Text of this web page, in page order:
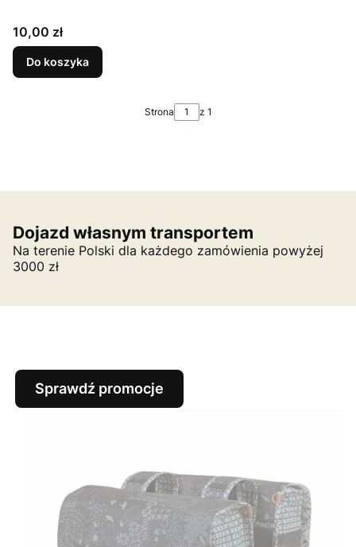
Cena
10,00 zł
Do koszyka
Strona z 1
Dojazd własnym transportem
Na terenie Polski dla każdego zamówienia powyżej
3000 zł
Sprawdź promocje